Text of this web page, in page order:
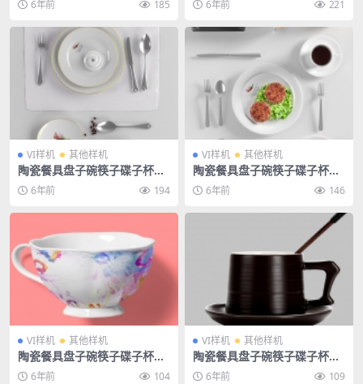
6年前 185 6年前 221
VI样机 其他样机
陶瓷餐具盘子碗筷子碟子杯子
餐厅餐饮酒店饭店样机
6年前 194
VI样机 其他样机
陶瓷餐具盘子碗筷子碟子杯子
餐厅餐饮酒店饭店样机
6年前 146
VI样机 其他样机
陶瓷餐具盘子碗筷子碟子杯子
餐厅餐饮酒店饭店样机
6年前 104
VI样机 其他样机
陶瓷餐具盘子碗筷子碟子杯子
餐厅餐饮酒店饭店样机
6年前 109